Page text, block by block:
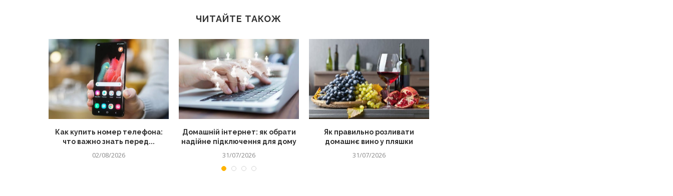
ЧИТАЙТЕ ТАКОЖ
Как купить номер телефона:
что важно знать перед...
02/08/2026
Домашній інтернет: як обрати
надійне підключення для дому
31/07/2026
Як правильно розливати
домашнє вино у пляшки
31/07/2026